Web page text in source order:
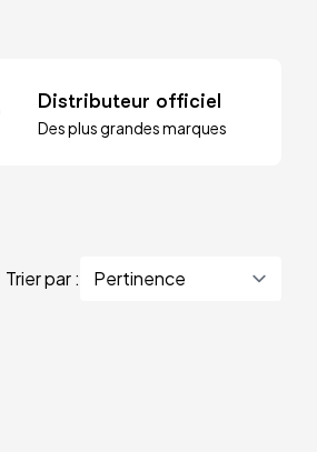
Distributeur officiel
Des plus grandes marques
Trier par :